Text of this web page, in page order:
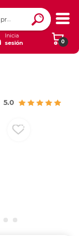
0
Inicia
sesión
5.0
Ingresar Codigo